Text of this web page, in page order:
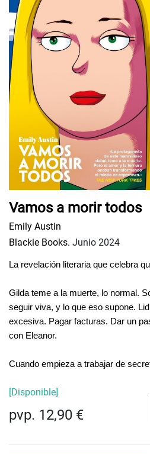
Vamos a morir todos
Emily Austin
Blackie Books. Junio 2024
La revelación literaria que celebra
Gilda teme a la muerte, lo normal.
seguir viva, y lo que eso supone.
excesiva. Pagar facturas. Dar un
con Eleanor.
Cuando empieza a trabajar de
[Disponible]
pvp. 12,90 €